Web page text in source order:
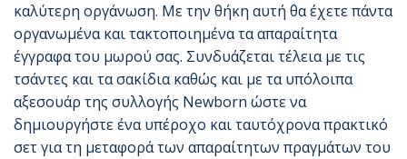
καλύτερη οργάνωση. Με την θήκη αυτή θα έχετε πάντα
οργανωμένα και τακτοποιημένα τα απαραίτητα
έγγραφα του μωρού σας. Συνδυάζεται τέλεια με τις
τσάντες και τα σακίδια καθώς και με τα υπόλοιπα
αξεσουάρ της συλλογής Newborn ώστε να
δημιουργήστε ένα υπέροχο και ταυτόχρονα πρακτικό
σετ για τη μεταφορά των απαραίτητων πραγμάτων του